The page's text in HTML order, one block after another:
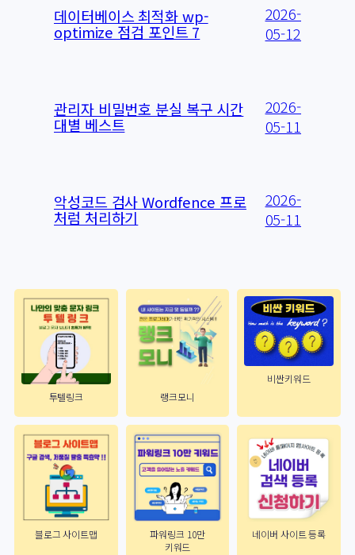
데이터베이스 최적화 wp-
optimize 점검 포인트 7
2026-
05-12
관리자 비밀번호 분실 복구 시간
대별 베스트
2026-
05-11
악성코드 검사 Wordfence 프로
처럼 처리하기
2026-
05-11
투텔링크 랭크모니
비싼키워드
블로그 사이트맵
파워링크 10만
키워드
네이버 사이트 등록